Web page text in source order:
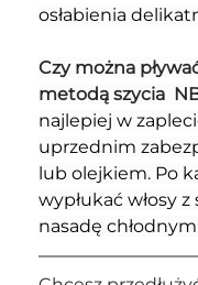
osłabienia
Czy można
metodą szycia
najlepiej w
uprzednim
lub olejkiem. Po
wypłukać włosy
nasadę